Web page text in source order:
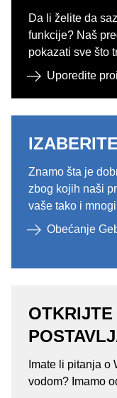
Da li želite da
funkcije? Naš
pokazati sve što
Uporedite
Znamo šta je
zbog kojih naši
vaše tako i
Obećanje
Imate li pitanja o
vodom? Imamo